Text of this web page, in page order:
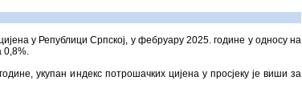
у Републици Српској, у фебруару 2025. године у односу на
0,8%.
укупан индекс потрошачких цијена у просјеку је виши за